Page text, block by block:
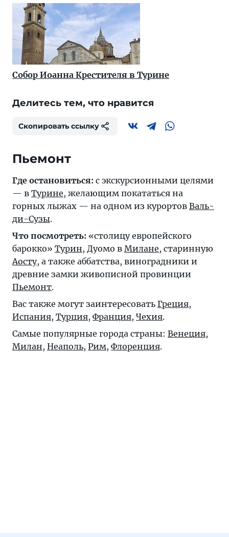
Собор Иоанна Крестителя в Турине
Делитесь тем, что нравится
Скопировать ссылку
Пьемонт
Где остановиться: с экскурсионными целями
— в Турине, желающим покататься на
горных лыжах — на одном из курортов Валь-
ди-Сузы.
Что посмотреть: «столицу европейского
барокко» Турин, Дуомо в Милане, старинную
Аосту, а также аббатства, виноградники и
древние замки живописной провинции
Пьемонт.
Вас также могут заинтересовать Греция,
Испания, Турция, Франция, Чехия.
Самые популярные города страны: Венеция,
Милан, Неаполь, Рим, Флоренция.